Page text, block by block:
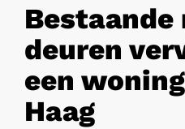
Bestaande
deuren
een
Haag